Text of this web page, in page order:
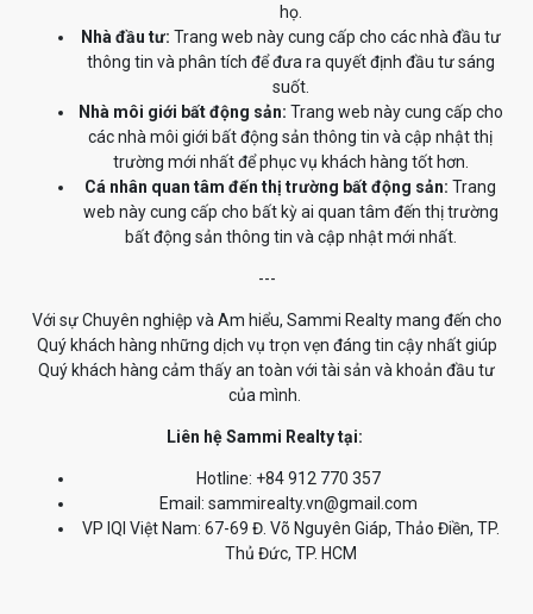
họ.
Nhà đầu tư: Trang web này cung cấp cho các nhà đầu tư
thông tin và phân tích để đưa ra quyết định đầu tư sáng
suốt.
Nhà môi giới bất động sản: Trang web này cung cấp cho
các nhà môi giới bất động sản thông tin và cập nhật thị
trường mới nhất để phục vụ khách hàng tốt hơn.
Cá nhân quan tâm đến thị trường bất động sản: Trang
web này cung cấp cho bất kỳ ai quan tâm đến thị trường
bất động sản thông tin và cập nhật mới nhất.
---
Với sự Chuyên nghiệp và Am hiểu, Sammi Realty mang đến cho
Quý khách hàng những dịch vụ trọn vẹn đáng tin cậy nhất giúp
Quý khách hàng cảm thấy an toàn với tài sản và khoản đầu tư
của mình.
Liên hệ Sammi Realty tại:
Hotline: +84 912 770 357
Email: sammirealty.vn@gmail.com
VP IQI Việt Nam: 67-69 Đ. Võ Nguyên Giáp, Thảo Điền, TP.
Thủ Đức, TP. HCM